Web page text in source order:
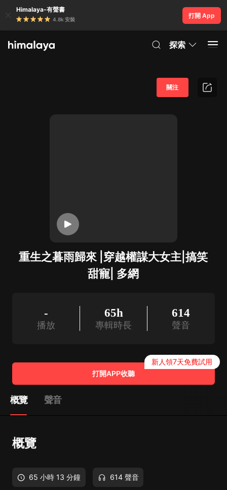
Himalaya-有聲書
4.8k 安裝
打開 App
探索
重生之暮雨歸來 |穿越權謀大女主|搞笑
甜寵| 多網
關注
-
播放
65h
專輯時長
614
聲音
打開APP收聽
新人領7天免費試用
概覽 聲音
概覽
65 小時 13 分鐘 614 聲音